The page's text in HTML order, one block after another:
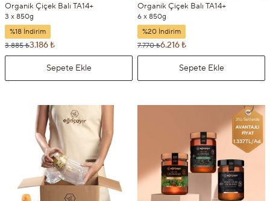
Organik Çiçek Balı TA14+
3 x 850g
%18 İndirim
3.885 ₺3.186 ₺
Sepete Ekle
Organik Çiçek Balı TA14+
6 x 850g
%20 İndirim
7.770 ₺6.216 ₺
Sepete Ekle
3'lü Setlerde
AVANTAJLI
FİYAT
1.337TL/Ad.